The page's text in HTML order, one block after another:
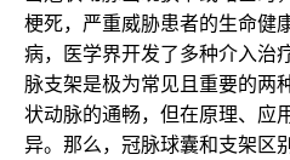
梗死，严重威胁患者的生命健
病，医学界开发了多种介入治
脉支架是极为常见且重要的两
状动脉的通畅，但在原理、应
异。那么，冠脉球囊和支架区